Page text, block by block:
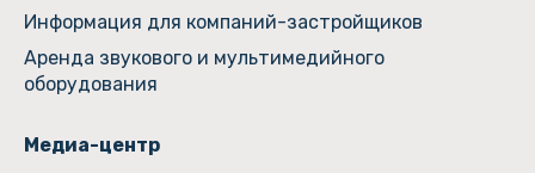
Информация для компаний-застройщиков
Аренда звукового и мультимедийного
оборудования
Медиа-центр